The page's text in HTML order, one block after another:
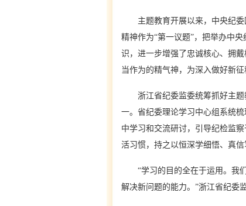
主题教育开展以来，中央纪委
精神作为“第一议题”，把举办中
识，进一步增强了忠诚核心、拥
当作为的精气神，为深入做好新
浙江省纪委监委统筹抓好主题
一。省纪委理论学习中心组系统
中学习和交流研讨，引导纪检监
活习惯，持之以恒深学细悟、真信
“学习的目的全在于运用。我们
解决新问题的能力。”浙江省纪委